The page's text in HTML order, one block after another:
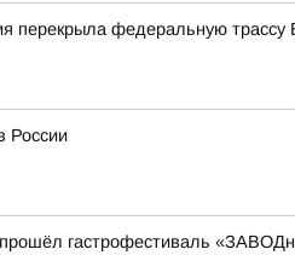
перекрыла федеральную трассу
России
гастрофестиваль